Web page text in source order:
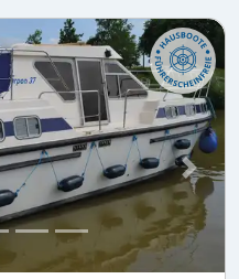
Slide 1 of 5
Next